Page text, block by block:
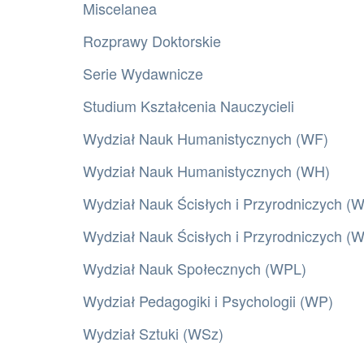
Miscelanea
Rozprawy Doktorskie
Serie Wydawnicze
Studium Kształcenia Nauczycieli
Wydział Nauk Humanistycznych (WF)
Wydział Nauk Humanistycznych (WH)
Wydział Nauk Ścisłych i Przyrodniczych
Wydział Nauk Ścisłych i Przyrodniczych
Wydział Nauk Społecznych (WPL)
Wydział Pedagogiki i Psychologii (WP)
Wydział Sztuki (WSz)